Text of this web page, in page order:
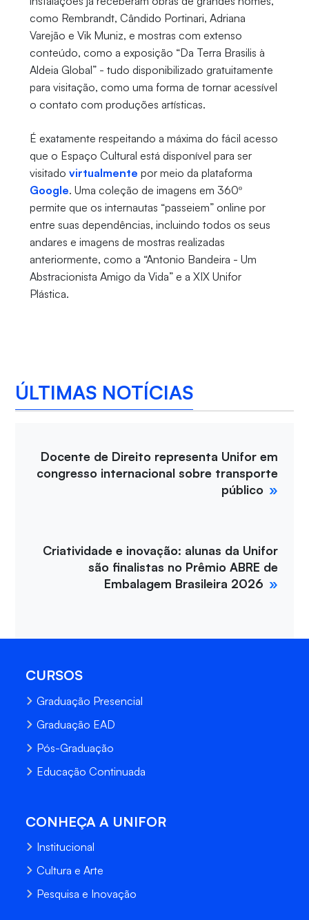
como Rembrandt, Cândido Portinari, Adriana
Varejão e Vik Muniz, e mostras com extenso
conteúdo, como a exposição “Da Terra Brasilis à
Aldeia Global” - tudo disponibilizado gratuitamente
para visitação, como uma forma de tornar acessível
o contato com produções artísticas.
É exatamente respeitando a máxima do fácil acesso
que o Espaço Cultural está disponível para ser
visitado virtualmente por meio da plataforma
Google. Uma coleção de imagens em 360º
permite que os internautas “passeiem” online por
entre suas dependências, incluindo todos os seus
andares e imagens de mostras realizadas
anteriormente, como a “Antonio Bandeira - Um
Abstracionista Amigo da Vida” e a XIX Unifor
Plástica.
ÚLTIMAS NOTÍCIAS
Docente de Direito representa Unifor em
congresso internacional sobre transporte
público
Criatividade e inovação: alunas da Unifor
são finalistas no Prêmio ABRE de
Embalagem Brasileira 2026
CURSOS
Graduação Presencial
Graduação EAD
Pós-Graduação
Educação Continuada
CONHEÇA A UNIFOR
Institucional
Cultura e Arte
Pesquisa e Inovação